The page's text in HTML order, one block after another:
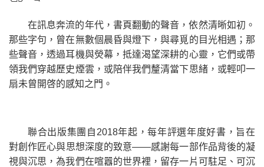
在訊息奔流的年代，書頁翻動的聲音，依然清晰如初。
那些字句，曾在無數個晨昏與燈下，與尋覓的目光相遇；那
些聲音，透過耳機與熒幕，抵達渴望深耕的心靈，它們或帶
領我們穿越歷史煙雲，或陪伴我們釐清當下思緒，或輕叩一
扇未曾開啓的感知之門。
聯合出版集團自2018年起，每年評選年度好書，旨在
對創作匠心與思想深度的致意——感謝每一部作品背後的凝
視與沉思，為我們在喧囂的世界裡，留存一片可駐足、可沉